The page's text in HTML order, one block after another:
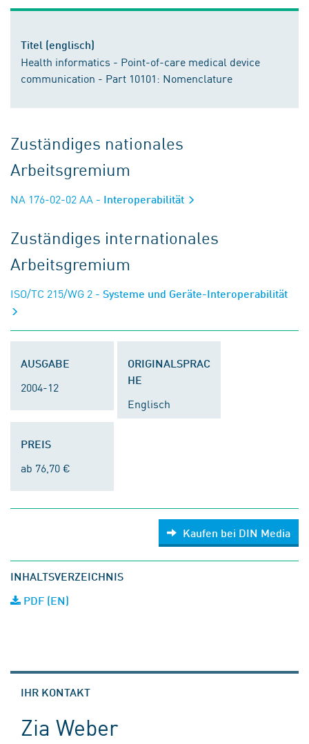
Titel (englisch)
Health informatics - Point-of-care medical device
communication - Part 10101: Nomenclature
Zuständiges nationales
Arbeitsgremium
NA 176-02-02 AA - Interoperabilität
Zuständiges internationales
Arbeitsgremium
ISO/TC 215/WG 2 - Systeme und Geräte-Interoperabilität
AUSGABE
2004-12
ORIGINALSPRAC
HE
Englisch
PREIS
ab 76,70 €
Kaufen bei DIN Media
INHALTSVERZEICHNIS
PDF (EN)
IHR KONTAKT
Zia Weber